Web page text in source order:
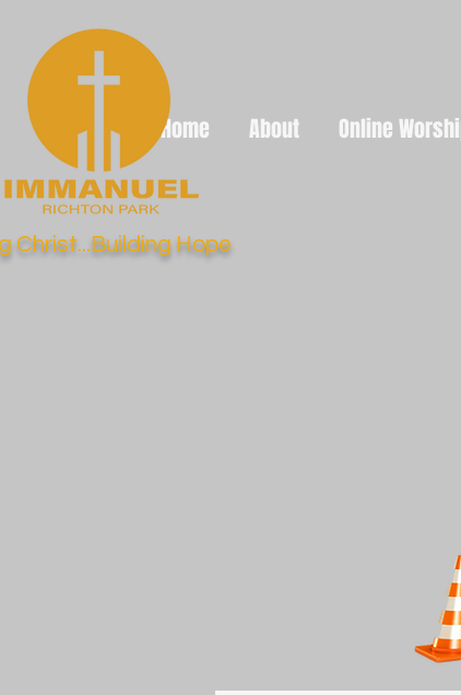
Christ...Building Hope
Home About Online